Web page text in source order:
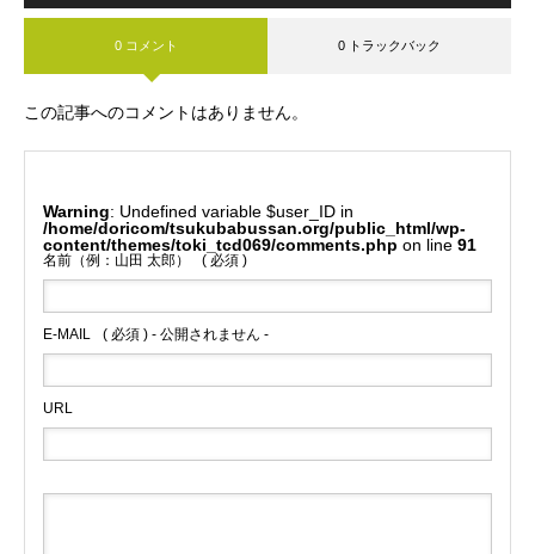
0 コメント 0 トラックバック
この記事へのコメントはありません。
Warning
: Undefined variable $user_ID in
/home/doricom/tsukubabussan.org/public_html/wp-
content/themes/toki_tcd069/comments.php on line 91
名前（例：山田 太郎） ( 必須 )
E-MAIL ( 必須 ) - 公開されません -
URL